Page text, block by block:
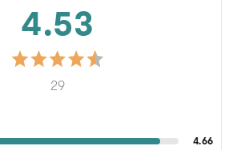
4.53
29
4.66